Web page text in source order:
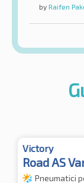
by Raifen
Victory
Road AS
Pneumatici